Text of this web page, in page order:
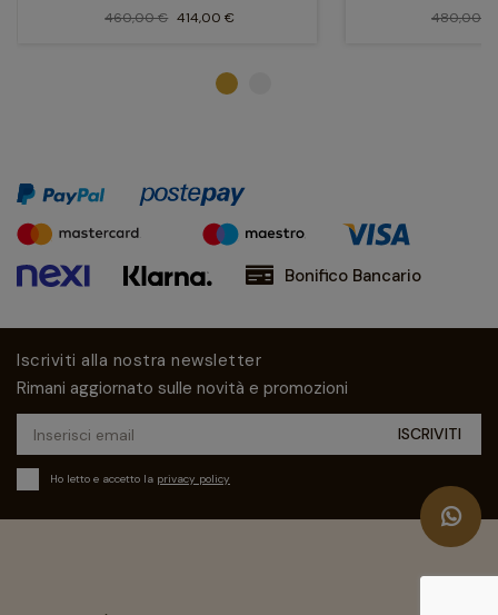
460,00 € 414,00 € 480,00 €
Bonifico Bancario
Iscriviti alla nostra newsletter
Rimani aggiornato sulle novità e promozioni
Ho letto e accetto la privacy policy